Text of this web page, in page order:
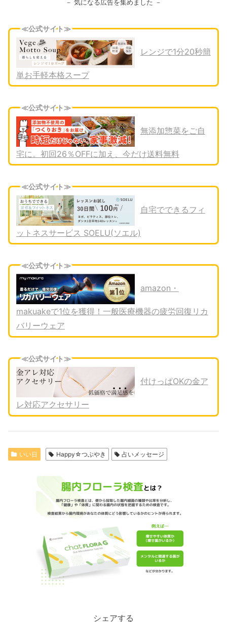
－ 気になる広告を集めました －
≪公式サイト≫
レンジで1分20秒簡
単お手軽本格スープ
≪公式サイト≫
無添加惣菜をご自
宅に。初回26％OFFに加え、今だけ送料無料
≪公式サイト≫
自宅でできるフィ
ットネスサービス SOELU(ソエル)
≪公式サイト≫
amazon・
makuakeで1位を獲得！一般医療機器の疲労回復リカ
バリーウェア
≪公式サイト≫
付けっぱOKの金ア
レ対応アクセサリー
いい日 Happy☆つぶやき 占いメッセージ
シェアする